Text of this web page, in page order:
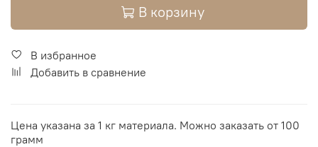
В корзину
В избранное
Добавить в сравнение
Цена указана за 1 кг материала. Можно заказать от 100
грамм